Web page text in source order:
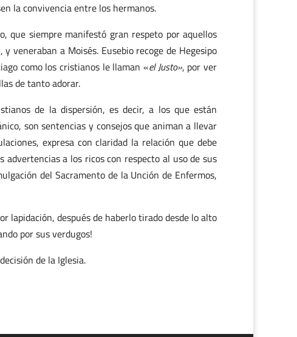
la convivencia entre los hermanos.
que siempre manifestó gran respeto por aquellos
veneraban a Moisés. Eusebio recoge de Hegesipo
como los cristianos le llaman «el Justo», por ver
de tanto adorar.
de la dispersión, es decir, a los que están
son sentencias y consejos que animan a llevar
expresa con claridad la relación que debe
a los ricos con respecto al uso de sus
del Sacramento de la Unción de Enfermos,
lapidación, después de haberlo tirado desde lo alto
por sus verdugos!
de la Iglesia.